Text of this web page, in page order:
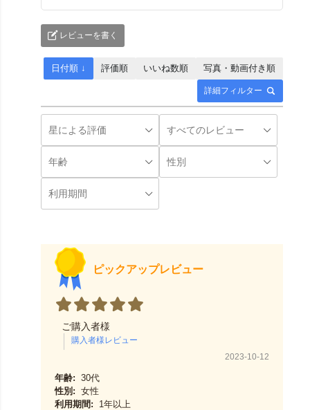
レビューを書く
詳細フィルター
日付順 ↓ 評価順 いいね数順 写真・動画付き順
ピックアップレビュー
ご購入者様
2023-10-12
年齢: 30代
性別: 女性
利用期間:
1年以上